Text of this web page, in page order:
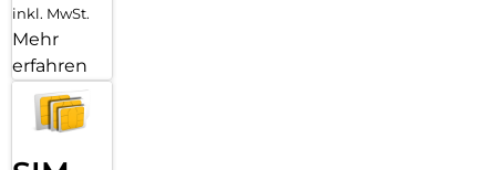
inkl. MwSt.
Mehr
erfahren